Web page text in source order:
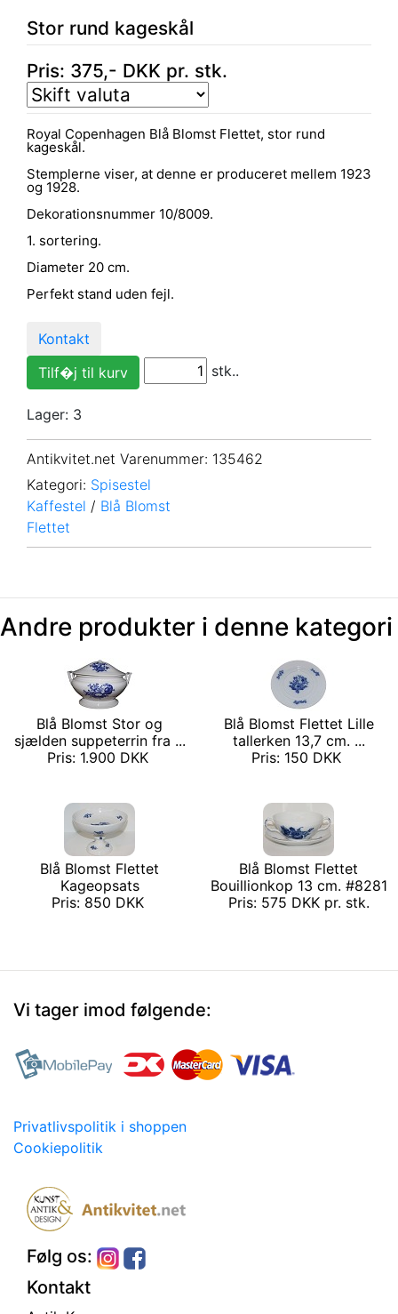
Stor rund kageskål
Pris: 375,- DKK pr. stk.
Royal Copenhagen Blå Blomst Flettet, stor rund
kageskål.
Stemplerne viser, at denne er produceret mellem 1923
og 1928.
Dekorationsnummer 10/8009.
1. sortering.
Diameter 20 cm.
Perfekt stand uden fejl.
Kontakt
stk..
Lager: 3
Antikvitet.net Varenummer: 135462
Kategori: Spisestel
Kaffestel / Blå Blomst
Flettet
Andre produkter i denne kategori
Blå Blomst Stor og
sjælden suppeterrin fra ...
Pris: 1.900 DKK
Blå Blomst Flettet Lille
tallerken 13,7 cm. ...
Pris: 150 DKK
Blå Blomst Flettet
Kageopsats
Pris: 850 DKK
Blå Blomst Flettet
Bouillionkop 13 cm. #8281
Pris: 575 DKK pr. stk.
Vi tager imod følgende:
Privatlivspolitik i shoppen
Cookiepolitik
Følg os:
Kontakt